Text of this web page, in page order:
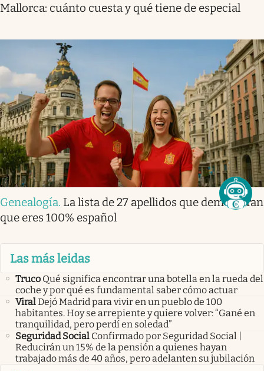
Mallorca: cuánto cuesta y qué tiene de especial
Genealogía. La lista de 27 apellidos que demuestran
que eres 100% español
Las más leidas
Truco Qué significa encontrar una botella en la rueda del
coche y por qué es fundamental saber cómo actuar
ViralDejó Madrid para vivir en un pueblo de 100
habitantes. Hoy se arrepiente y quiere volver: “Gané en
tranquilidad, pero perdí en soledad”
Seguridad Social Confirmado por Seguridad Social |
Reducirán un 15% de la pensión a quienes hayan
trabajado más de 40 años, pero adelanten su jubilación